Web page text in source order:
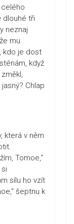
dlouhé tři
neznaj
mu
kdo je dost
když
Chlap
která v něm
Tomoe,“
si
sílu ho vzít
šeptnu k